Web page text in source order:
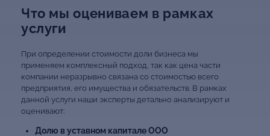
Что мы оцениваем в рамках
услуги
При определении стоимости доли бизнеса мы
применяем комплексный подход, так как цена части
компании неразрывно связана со стоимостью всего
предприятия, его имущества и обязательств. В рамках
данной услуги наши эксперты детально анализируют и
оценивают:
Долю в уставном капитале ООО